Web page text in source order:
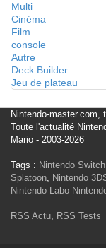
Multi
Cinéma
Film
console
Autre
Deck Builder
Jeu de plateau
Nintendo-master.com,
Toute l'actualité
Mario - 2003-2026
Tags : Nintendo Switch
Splatoon, Nintendo
Nintendo Labo
RSS Actu, RSS Tests